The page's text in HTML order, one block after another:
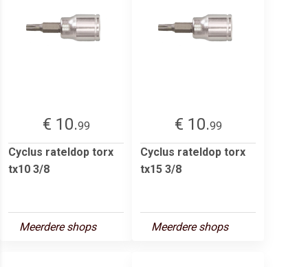
€ 10.99
Cyclus rateldop torx
tx10 3/8
Meerdere shops
€ 10.99
Cyclus rateldop torx
tx15 3/8
Meerdere shops